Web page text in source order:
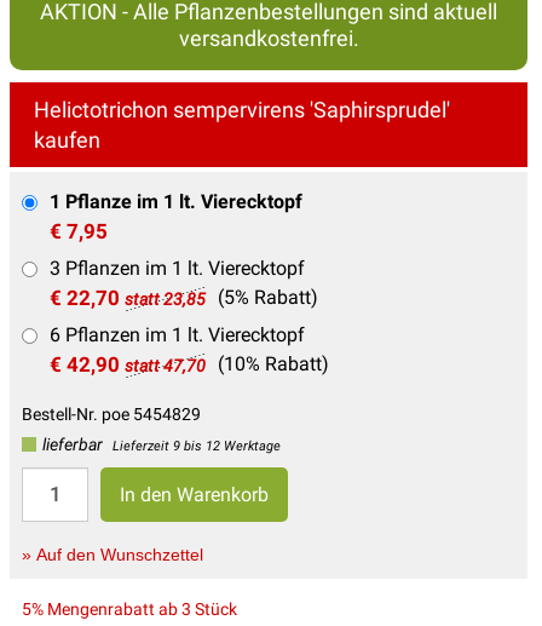
AKTION - Alle Pflanzenbestellungen sind aktuell
versandkostenfrei.
Helictotrichon sempervirens 'Saphirsprudel'
kaufen
1 Pflanze im 1 lt. Vierecktopf
€ 7,95
3 Pflanzen im 1 lt. Vierecktopf
€ 22,70 statt 23,85
(5% Rabatt)
6 Pflanzen im 1 lt. Vierecktopf
€ 42,90 statt 47,70 (10% Rabatt)
Bestell-Nr. poe 5454829
lieferbar
Lieferzeit 9 bis 12 Werktage
» Auf den Wunschzettel
5% Mengenrabatt ab 3 Stück